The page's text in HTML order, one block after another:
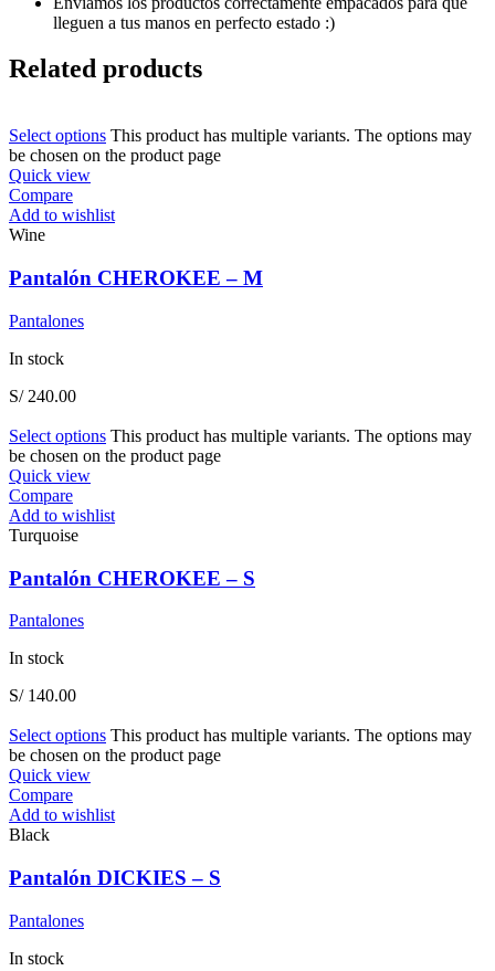
lleguen a tus manos en perfecto estado :)
Related products
Select options This product has multiple variants. The options may
be chosen on the product page
Quick view
Compare
Add to wishlist
Wine
Pantalón CHEROKEE – M
Pantalones
In stock
S/240.00
Select options This product has multiple variants. The options may
be chosen on the product page
Quick view
Compare
Add to wishlist
Turquoise
Pantalón CHEROKEE – S
Pantalones
In stock
S/140.00
Select options This product has multiple variants. The options may
be chosen on the product page
Quick view
Compare
Add to wishlist
Black
Pantalón DICKIES – S
Pantalones
In stock